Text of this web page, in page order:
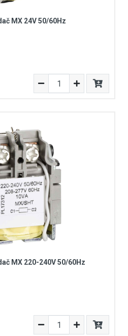
MX 24V 50/60Hz
MX 220-240V 50/60Hz